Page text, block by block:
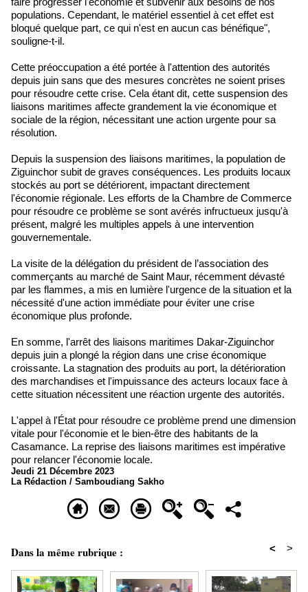
populations. Cependant, le matériel essentiel à cet effet est
bloqué quelque part, ce qui n'est en aucun cas bénéfique",
souligne-t-il.
Cette préoccupation a été portée à l'attention des autorités
depuis juin sans que des mesures concrètes ne soient prises
pour résoudre cette crise. Cela étant dit, cette suspension des
liaisons maritimes affecte grandement la vie économique et
sociale de la région, nécessitant une action urgente pour sa
résolution.
Depuis la suspension des liaisons maritimes, la population de
Ziguinchor subit de graves conséquences. Les produits locaux
stockés au port se détériorent, impactant directement
l'économie régionale. Les efforts de la Chambre de Commerce
pour résoudre ce problème se sont avérés infructueux jusqu'à
présent, malgré les multiples appels à une intervention
gouvernementale.
La visite de la délégation du président de l’association des
commerçants au marché de Saint Maur, récemment dévasté
par les flammes, a mis en lumière l'urgence de la situation et la
nécessité d'une action immédiate pour éviter une crise
économique plus profonde.
En somme, l'arrêt des liaisons maritimes Dakar-Ziguinchor
depuis juin a plongé la région dans une crise économique
croissante. La stagnation des produits au port, la détérioration
des marchandises et l'impuissance des acteurs locaux face à
cette situation nécessitent une réaction urgente des autorités.
L'appel à l'État pour résoudre ce problème prend une dimension
vitale pour l'économie et le bien-être des habitants de la
Casamance. La reprise des liaisons maritimes est impérative
pour relancer l'économie locale.
Jeudi 21 Décembre 2023
La Rédaction / Samboudiang Sakho
Dans la même rubrique : < >